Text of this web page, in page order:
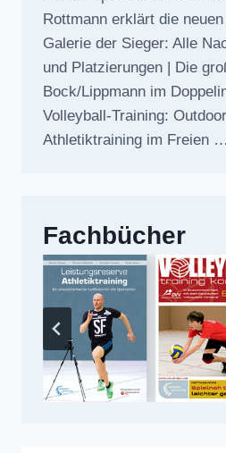
Rottmann erklärt die
Galerie der Sieger: Alle
und Platzierungen | Die
Bock/Lippmann im
Volleyball-Training:
Athletiktraining im Freien …
Fachbücher